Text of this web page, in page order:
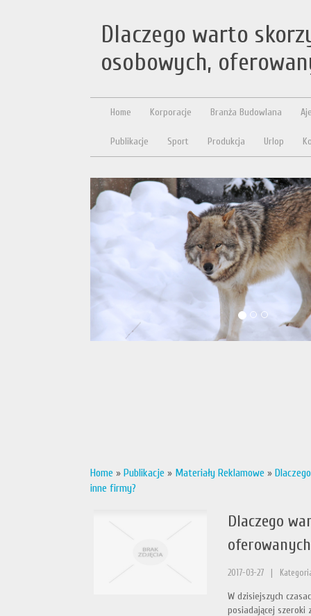
Dlaczego warto
osobowych,
Home Korporacje Branża Budowlana
Publikacje Sport Produkcja Urlop
Home » Publikacje » Materiały Reklamowe »
inne firmy?
Dlaczego
2017-03-27
W dzisiejszych
posiadającej szeroki